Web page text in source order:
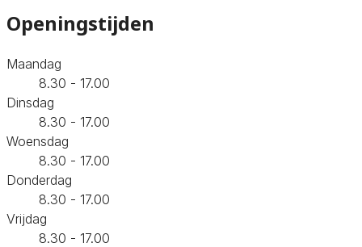
Openingstijden
Maandag
8.30 - 17.00
Dinsdag
8.30 - 17.00
Woensdag
8.30 - 17.00
Donderdag
8.30 - 17.00
Vrijdag
8.30 - 17.00